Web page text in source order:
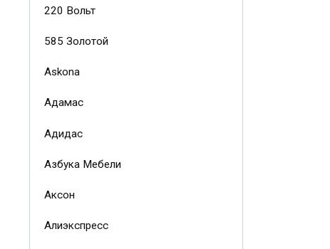
220 Вольт
585 Золотой
Askona
Адамас
Адидас
Азбука Мебели
Аксон
Алиэкспресс